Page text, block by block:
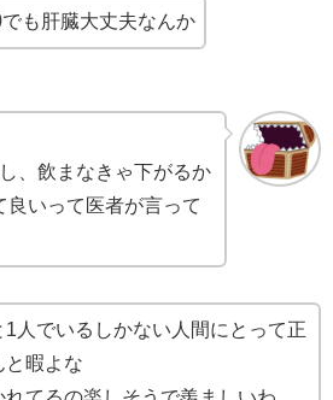
も肝臓大丈夫なんか
、飲まなきゃ下がるか
良いって医者が言って
1人でいるしかない人間にとって正
と暇よな